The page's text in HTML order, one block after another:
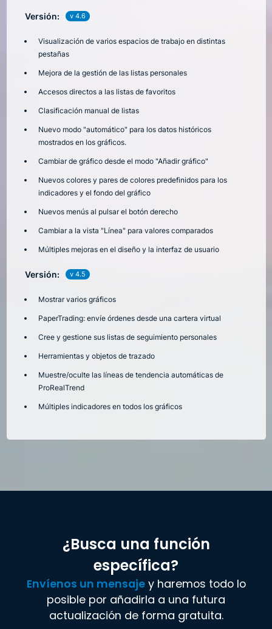
Versión: v 4.6
Visualización de varios espacios de trabajo en distintas
pestañas
Mejora de la gestión de las listas personales
Accesos directos a las listas de favoritos
Clasificación manual de listas
Nuevo modo "automático" para los datos históricos
mostrados en los gráficos.
Cambiar de gráfico desde el modo "Añadir gráfico"
Nuevos colores y pares de colores predefinidos para los
indicadores y el fondo del gráfico
Nuevos menús al pulsar el botón derecho
Cambiar a la vista "Línea" para valores comparados
Múltiples mejoras en el diseño y la interfaz de usuario
Versión: v 4.5
Mostrar varios gráficos
PaperTrading: envíe órdenes desde una cartera virtual
Cree y gestione sus listas de seguimiento personales
Herramientas y objetos de trazado
Muestre/oculte las líneas de tendencia automáticas de
ProRealTrend
Múltiples indicadores en todos los gráficos
¿Busca una función
específica?
Envíenos un mensajey haremos todo lo
posible por añadirla a una futura
actualización de forma gratuita.